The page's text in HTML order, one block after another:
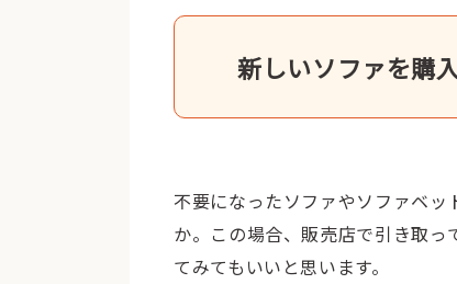
新しいソファを購
不要になったソファやソファベ
か。この場合、販売店で引き取
てみてもいいと思います。